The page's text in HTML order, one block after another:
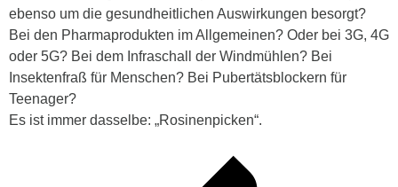
ebenso um die gesundheitlichen Auswirkungen besorgt?
Bei den Pharmaprodukten im Allgemeinen? Oder bei 3G, 4G
oder 5G? Bei dem Infraschall der Windmühlen? Bei
Insektenfraß für Menschen? Bei Pubertätsblockern für
Teenager?
Es ist immer dasselbe: „Rosinenpicken“.